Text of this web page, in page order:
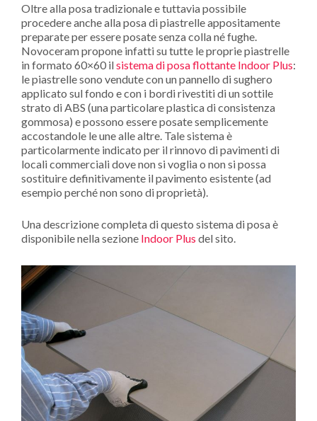
Oltre alla posa tradizionale e tuttavia possibile
procedere anche alla posa di piastrelle appositamente
preparate per essere posate senza colla né fughe.
Novoceram propone infatti su tutte le proprie piastrelle
in formato 60×60 ilsistema di posa flottante Indoor Plus:
le piastrelle sono vendute con un pannello di sughero
applicato sul fondo e con i bordi rivestiti di un sottile
strato di ABS (una particolare plastica di consistenza
gommosa) e possono essere posate semplicemente
accostandole le une alle altre. Tale sistema è
particolarmente indicato per il rinnovo di pavimenti di
locali commerciali dove non si voglia o non si possa
sostituire definitivamente il pavimento esistente (ad
esempio perché non sono di proprietà).
Una descrizione completa di questo sistema di posa è
disponibile nella sezione Indoor Plus del sito.